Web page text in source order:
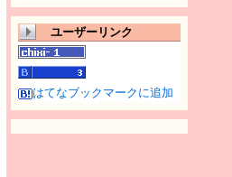
ユーザーリンク
はてなブックマークに追加